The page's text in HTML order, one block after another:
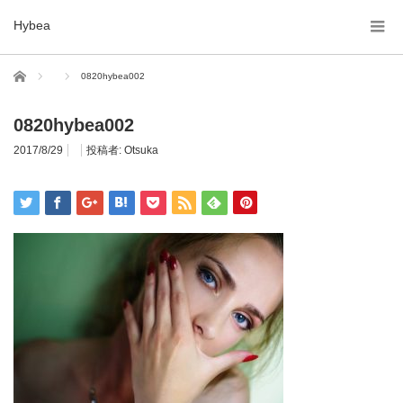
Hybea
ホーム 0820hybea002
0820hybea002
2017/8/29 投稿者: Otsuka